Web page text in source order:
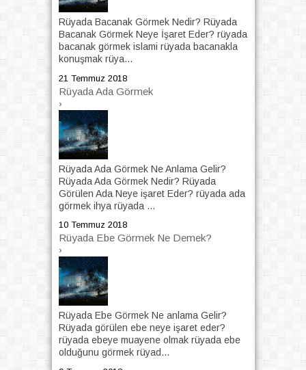
Rüyada Bacanak Görmek Nedir? Rüyada
Bacanak Görmek Neye İşaret Eder? rüyada
bacanak görmek islami rüyada bacanakla
konuşmak rüya...
21 Temmuz 2018
Rüyada Ada Görmek
›
Rüyada Ada Görmek Ne Anlama Gelir?
Rüyada Ada Görmek Nedir? Rüyada
Görülen Ada Neye işaret Eder? rüyada ada
görmek ihya rüyada ...
10 Temmuz 2018
Rüyada Ebe Görmek Ne Demek?
›
Rüyada Ebe Görmek Ne anlama Gelir?
Rüyada görülen ebe neye işaret eder?
rüyada ebeye muayene olmak rüyada ebe
olduğunu görmek rüyad...